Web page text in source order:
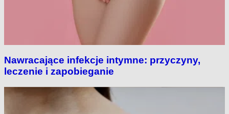
Nawracające infekcje intymne: przyczyny,
leczenie i zapobieganie